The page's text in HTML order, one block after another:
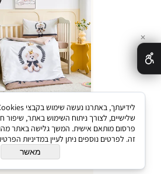
כותנה סאטן דגם רויאל
✕
שלישיים, לצורך ניתוח השימוש באתר, שיפור
פרסום מותאם אישית. המשך גלישה באתר
זה. לפרטים נוספים ניתן לעיין במדיניות
מאשר